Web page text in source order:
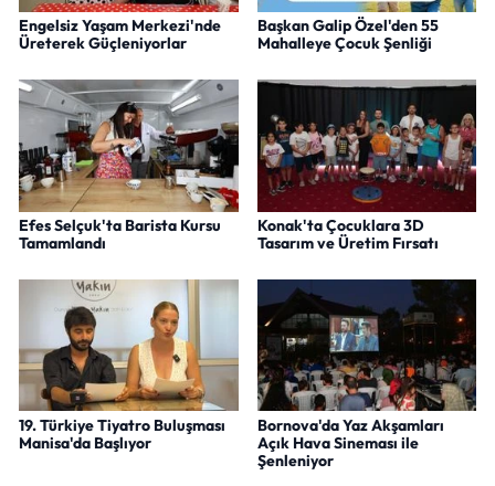
Engelsiz Yaşam Merkezi'nde
Üreterek Güçleniyorlar
Başkan Galip Özel'den 55
Mahalleye Çocuk Şenliği
Efes Selçuk'ta Barista Kursu
Tamamlandı
Konak'ta Çocuklara 3D
Tasarım ve Üretim Fırsatı
19. Türkiye Tiyatro Buluşması
Manisa'da Başlıyor
Bornova'da Yaz Akşamları
Açık Hava Sineması ile
Şenleniyor